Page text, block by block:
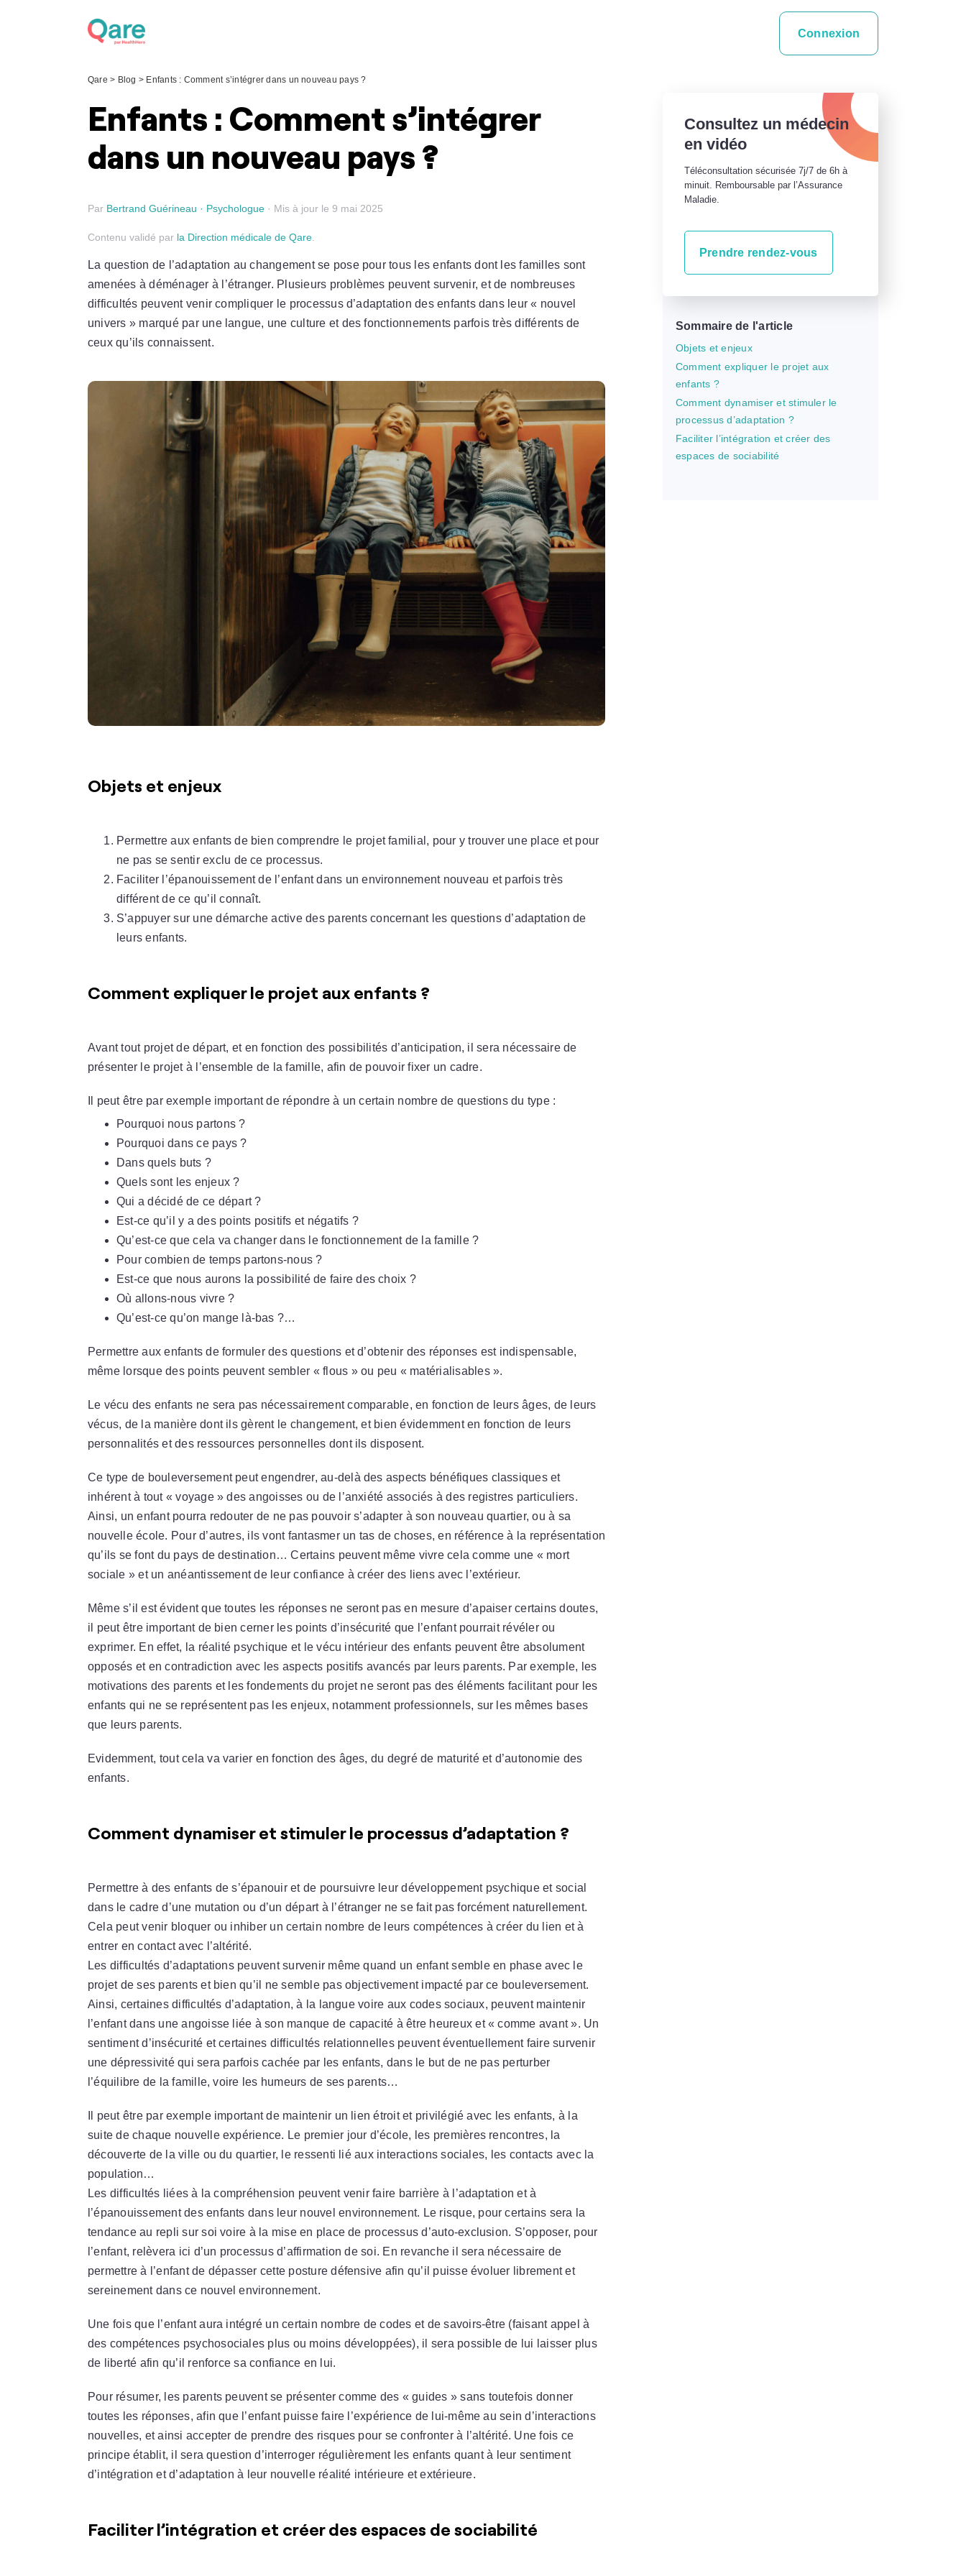
Connexion
Qare > Blog > Enfants : Comment s’intégrer dans un nouveau pays ?
Enfants : Comment s’intégrer
dans un nouveau pays ?
Par Bertrand Guérineau · Psychologue · Mis à jour le 9 mai 2025
Contenu validé par la Direction médicale de Qare
La question de l’adaptation au changement se pose pour tous les enfants dont les familles sont
amenées à déménager à l’étranger. Plusieurs problèmes peuvent survenir, et de nombreuses
difficultés peuvent venir compliquer le processus d’adaptation des enfants dans leur « nouvel
univers » marqué par une langue, une culture et des fonctionnements parfois très différents de
ceux qu’ils connaissent.
Objets et enjeux
Permettre aux enfants de bien comprendre le projet familial, pour y trouver une place et pour
ne pas se sentir exclu de ce processus.
Faciliter l’épanouissement de l’enfant dans un environnement nouveau et parfois très
différent de ce qu’il connaît.
S’appuyer sur une démarche active des parents concernant les questions d’adaptation de
leurs enfants.
Comment expliquer le projet aux enfants ?
Avant tout projet de départ, et en fonction des possibilités d’anticipation, il sera nécessaire de
présenter le projet à l’ensemble de la famille, afin de pouvoir fixer un cadre.
Il peut être par exemple important de répondre à un certain nombre de questions du type :
Pourquoi nous partons ?
Pourquoi dans ce pays ?
Dans quels buts ?
Quels sont les enjeux ?
Qui a décidé de ce départ ?
Est-ce qu’il y a des points positifs et négatifs ?
Qu’est-ce que cela va changer dans le fonctionnement de la famille ?
Pour combien de temps partons-nous ?
Est-ce que nous aurons la possibilité de faire des choix ?
Où allons-nous vivre ?
Qu’est-ce qu’on mange là-bas ?…
Permettre aux enfants de formuler des questions et d’obtenir des réponses est indispensable,
même lorsque des points peuvent sembler « flous » ou peu « matérialisables ».
Le vécu des enfants ne sera pas nécessairement comparable, en fonction de leurs âges, de leurs
vécus, de la manière dont ils gèrent le changement, et bien évidemment en fonction de leurs
personnalités et des ressources personnelles dont ils disposent.
Ce type de bouleversement peut engendrer, au-delà des aspects bénéfiques classiques et
inhérent à tout « voyage » des angoisses ou de l’anxiété associés à des registres particuliers.
Ainsi, un enfant pourra redouter de ne pas pouvoir s’adapter à son nouveau quartier, ou à sa
nouvelle école. Pour d’autres, ils vont fantasmer un tas de choses, en référence à la représentation
qu’ils se font du pays de destination… Certains peuvent même vivre cela comme une « mort
sociale » et un anéantissement de leur confiance à créer des liens avec l’extérieur.
Même s’il est évident que toutes les réponses ne seront pas en mesure d’apaiser certains doutes,
il peut être important de bien cerner les points d’insécurité que l’enfant pourrait révéler ou
exprimer. En effet, la réalité psychique et le vécu intérieur des enfants peuvent être absolument
opposés et en contradiction avec les aspects positifs avancés par leurs parents. Par exemple, les
motivations des parents et les fondements du projet ne seront pas des éléments facilitant pour les
enfants qui ne se représentent pas les enjeux, notamment professionnels, sur les mêmes bases
que leurs parents.
Evidemment, tout cela va varier en fonction des âges, du degré de maturité et d’autonomie des
enfants.
Comment dynamiser et stimuler le processus d’adaptation ?
Permettre à des enfants de s’épanouir et de poursuivre leur développement psychique et social
dans le cadre d’une mutation ou d’un départ à l’étranger ne se fait pas forcément naturellement.
Cela peut venir bloquer ou inhiber un certain nombre de leurs compétences à créer du lien et à
entrer en contact avec l’altérité.
Les difficultés d’adaptations peuvent survenir même quand un enfant semble en phase avec le
projet de ses parents et bien qu’il ne semble pas objectivement impacté par ce bouleversement.
Ainsi, certaines difficultés d’adaptation, à la langue voire aux codes sociaux, peuvent maintenir
l’enfant dans une angoisse liée à son manque de capacité à être heureux et « comme avant ». Un
sentiment d’insécurité et certaines difficultés relationnelles peuvent éventuellement faire survenir
une dépressivité qui sera parfois cachée par les enfants, dans le but de ne pas perturber
l’équilibre de la famille, voire les humeurs de ses parents…
Il peut être par exemple important de maintenir un lien étroit et privilégié avec les enfants, à la
suite de chaque nouvelle expérience. Le premier jour d’école, les premières rencontres, la
découverte de la ville ou du quartier, le ressenti lié aux interactions sociales, les contacts avec la
population…
Les difficultés liées à la compréhension peuvent venir faire barrière à l’adaptation et à
l’épanouissement des enfants dans leur nouvel environnement. Le risque, pour certains sera la
tendance au repli sur soi voire à la mise en place de processus d’auto-exclusion. S’opposer, pour
l’enfant, relèvera ici d’un processus d’affirmation de soi. En revanche il sera nécessaire de
permettre à l’enfant de dépasser cette posture défensive afin qu’il puisse évoluer librement et
sereinement dans ce nouvel environnement.
Une fois que l’enfant aura intégré un certain nombre de codes et de savoirs-être (faisant appel à
des compétences psychosociales plus ou moins développées), il sera possible de lui laisser plus
de liberté afin qu’il renforce sa confiance en lui.
Pour résumer, les parents peuvent se présenter comme des « guides » sans toutefois donner
toutes les réponses, afin que l’enfant puisse faire l’expérience de lui-même au sein d’interactions
nouvelles, et ainsi accepter de prendre des risques pour se confronter à l’altérité. Une fois ce
principe établit, il sera question d’interroger régulièrement les enfants quant à leur sentiment
d’intégration et d’adaptation à leur nouvelle réalité intérieure et extérieure.
Faciliter l’intégration et créer des espaces de sociabilité
Consultez un médecin
en vidéo
Téléconsultation sécurisée 7j/7 de 6h à
minuit. Remboursable par l’Assurance
Maladie.
Prendre rendez-vous
Sommaire de l'article
Objets et enjeux
Comment expliquer le projet aux
enfants ?
Comment dynamiser et stimuler le
processus d’adaptation ?
Faciliter l’intégration et créer des
espaces de sociabilité